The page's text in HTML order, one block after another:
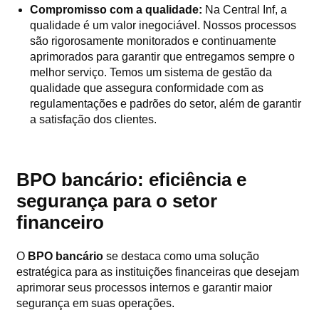
Compromisso com a qualidade: Na Central Inf, a
qualidade é um valor inegociável. Nossos processos
são rigorosamente monitorados e continuamente
aprimorados para garantir que entregamos sempre o
melhor serviço. Temos um sistema de gestão da
qualidade que assegura conformidade com as
regulamentações e padrões do setor, além de garantir
a satisfação dos clientes.
BPO bancário: eficiência e
segurança para o setor
financeiro
O BPO bancário se destaca como uma solução
estratégica para as instituições financeiras que desejam
aprimorar seus processos internos e garantir maior
segurança em suas operações.